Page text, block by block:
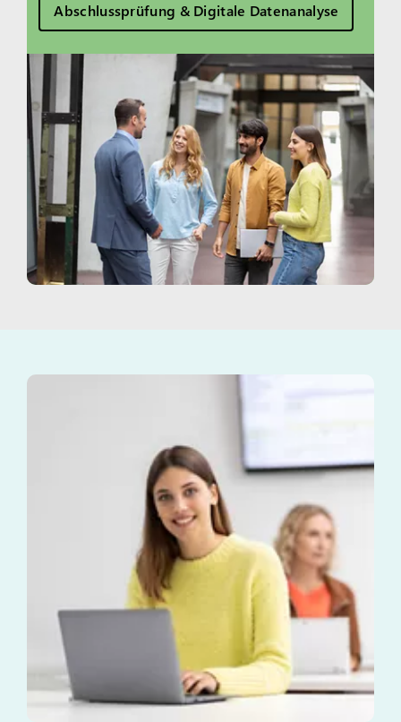
Abschlussprüfung & Digitale Datenanalyse